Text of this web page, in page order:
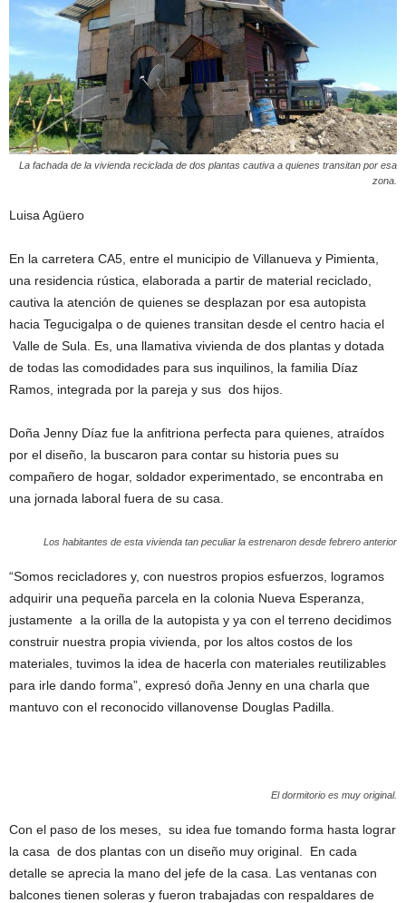
La fachada de la vivienda reciclada de dos plantas cautiva a quienes transitan por esa
zona.
Luisa Agüero
En la carretera CA5, entre el municipio de Villanueva y Pimienta,
una residencia rústica, elaborada a partir de material reciclado,
cautiva la atención de quienes se desplazan por esa autopista
hacia Tegucigalpa o de quienes transitan desde el centro hacia el
Valle de Sula. Es, una llamativa vivienda de dos plantas y dotada
de todas las comodidades para sus inquilinos, la familia Díaz
Ramos, integrada por la pareja y sus dos hijos.
Doña Jenny Díaz fue la anfitriona perfecta para quienes, atraídos
por el diseño, la buscaron para contar su historia pues su
compañero de hogar, soldador experimentado, se encontraba en
una jornada laboral fuera de su casa.
Los habitantes de esta vivienda tan peculiar la estrenaron desde febrero anterior
“Somos recicladores y, con nuestros propios esfuerzos, logramos
adquirir una pequeña parcela en la colonia Nueva Esperanza,
justamente a la orilla de la autopista y ya con el terreno decidimos
construir nuestra propia vivienda, por los altos costos de los
materiales, tuvimos la idea de hacerla con materiales reutilizables
para irle dando forma”, expresó doña Jenny en una charla que
mantuvo con el reconocido villanovense Douglas Padilla.
El dormitorio es muy original.
Con el paso de los meses, su idea fue tomando forma hasta lograr
la casa de dos plantas con un diseño muy original. En cada
detalle se aprecia la mano del jefe de la casa. Las ventanas con
balcones tienen soleras y fueron trabajadas con respaldares de